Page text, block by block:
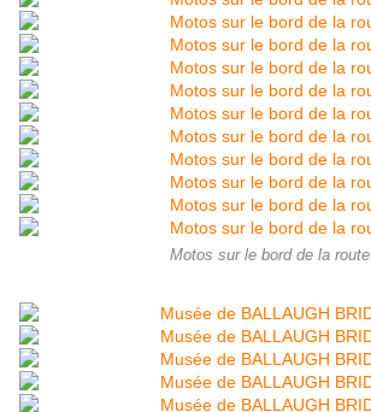
Motos sur le bord de la route